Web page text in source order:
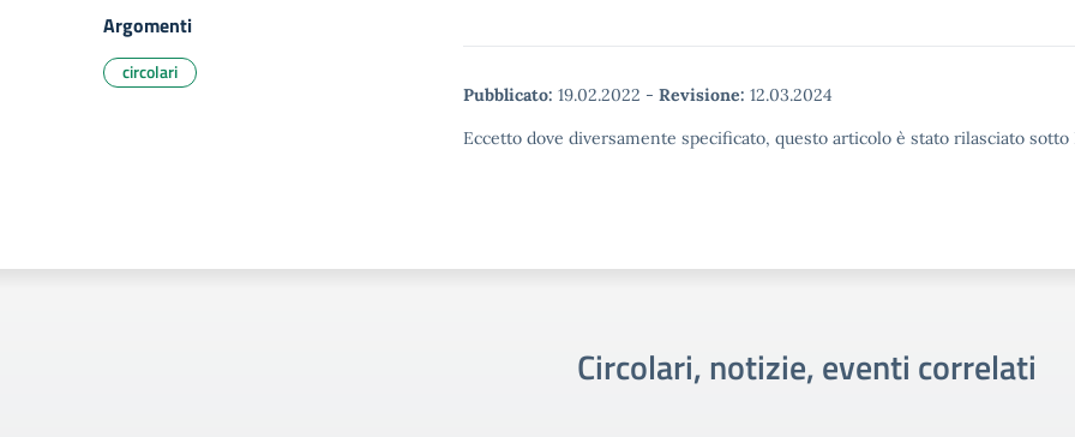
Pubblicato: 19.02.2022 - Revisione: 12.03.2024
Eccetto dove diversamente specificato, questo articolo è stato rilasciato
Argomenti
circolari
Circolari, notizie, eventi correlati